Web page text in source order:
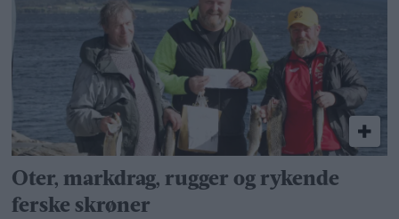
Oter, markdrag, rugger og rykende
ferske skrøner